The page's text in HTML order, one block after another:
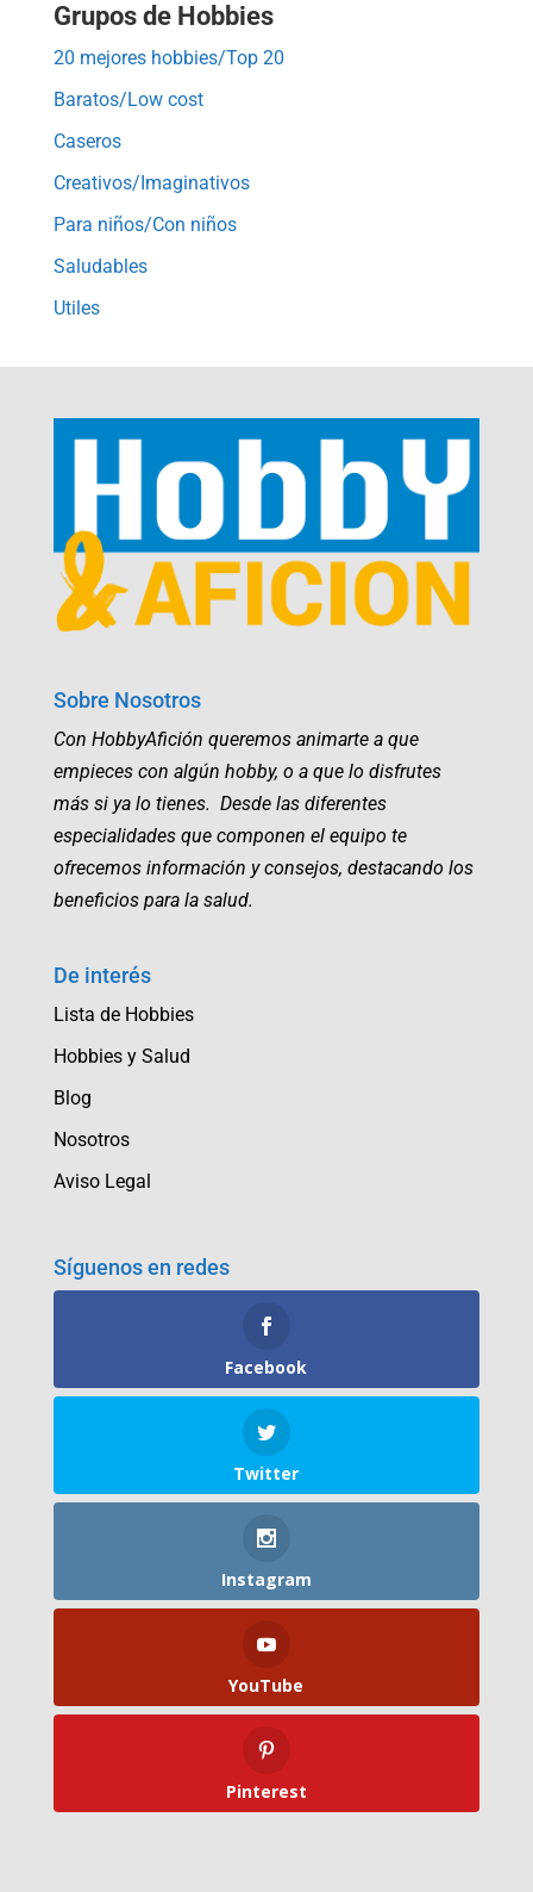
Grupos de Hobbies
20 mejores hobbies/Top 20
Baratos/Low cost
Caseros
Creativos/Imaginativos
Para niños/Con niños
Saludables
Utiles
Sobre Nosotros
Con HobbyAfición queremos animarte a que
empieces con algún hobby, o a que lo disfrutes
más si ya lo tienes. Desde las diferentes
especialidades que componen el equipo te
ofrecemos información y consejos, destacando los
beneficios para la salud.
De interés
Lista de Hobbies
Hobbies y Salud
Blog
Nosotros
Aviso Legal
Síguenos en redes
Facebook
Twitter
Instagram
YouTube
Pinterest